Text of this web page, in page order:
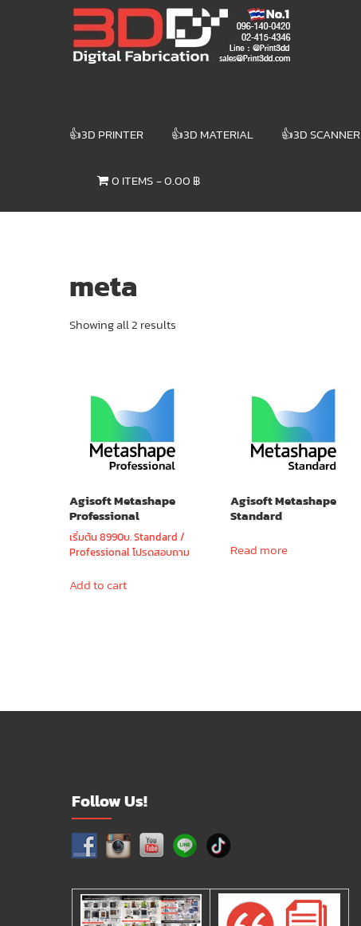
3DD DIGITAL
FABRICATION
3D Printer |
👍3D PRINTER 👍3D MATERIAL 👍3D SCANNER
0 ITEMS 0.00 ฿
meta
Showing all 2 results
Agisoft Metashape
Professional
เริ่มต้น 8990บ. Standard /
Professional โปรดสอบถาม
Add to cart
Agisoft Metashape
Standard
Read more
Follow Us!